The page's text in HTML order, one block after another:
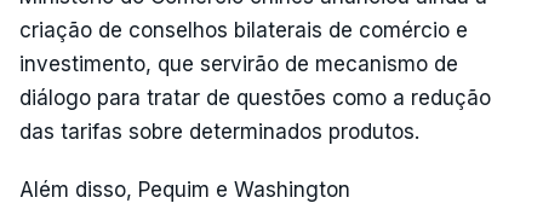
criação de conselhos bilaterais de comércio e
investimento, que servirão de mecanismo de
diálogo para tratar de questões como a redução
das tarifas sobre determinados produtos.
Além disso, Pequim e Washington